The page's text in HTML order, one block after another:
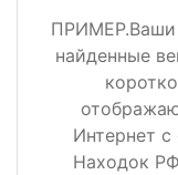
ПРИМЕР.Ваши
найденные
Интернет
Находок